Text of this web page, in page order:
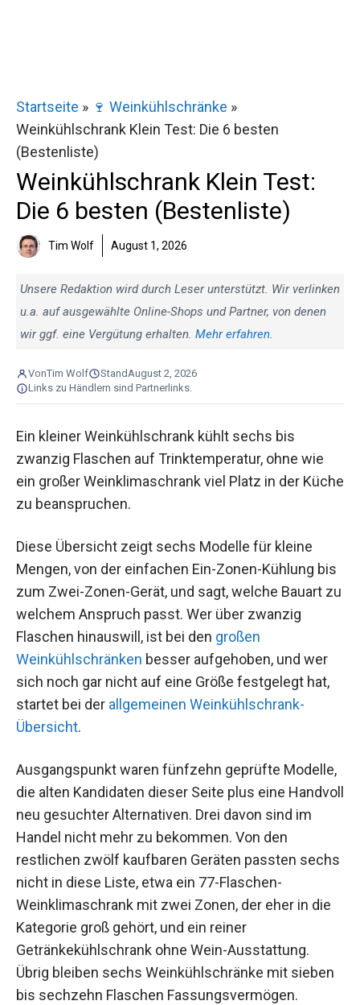
Startseite » 🍷 Weinkühlschränke »
Weinkühlschrank Klein Test: Die 6 besten
(Bestenliste)
Weinkühlschrank Klein Test:
Die 6 besten (Bestenliste)
Tim Wolf August 1, 2026
Unsere Redaktion wird durch Leser unterstützt. Wir verlinken
u.a. auf ausgewählte Online-Shops und Partner, von denen
wir ggf. eine Vergütung erhalten. Mehr erfahren.
VonTim Wolf StandAugust 2, 2026
Links zu Händlern sind Partnerlinks.
Ein kleiner Weinkühlschrank kühlt sechs bis
zwanzig Flaschen auf Trinktemperatur, ohne wie
ein großer Weinklimaschrank viel Platz in der Küche
zu beanspruchen.
Diese Übersicht zeigt sechs Modelle für kleine
Mengen, von der einfachen Ein-Zonen-Kühlung bis
zum Zwei-Zonen-Gerät, und sagt, welche Bauart zu
welchem Anspruch passt. Wer über zwanzig
Flaschen hinauswill, ist bei den großen
Weinkühlschränken besser aufgehoben, und wer
sich noch gar nicht auf eine Größe festgelegt hat,
startet bei der allgemeinen Weinkühlschrank-
Übersicht.
Ausgangspunkt waren fünfzehn geprüfte Modelle,
die alten Kandidaten dieser Seite plus eine Handvoll
neu gesuchter Alternativen. Drei davon sind im
Handel nicht mehr zu bekommen. Von den
restlichen zwölf kaufbaren Geräten passten sechs
nicht in diese Liste, etwa ein 77-Flaschen-
Weinklimaschrank mit zwei Zonen, der eher in die
Kategorie groß gehört, und ein reiner
Getränkekühlschrank ohne Wein-Ausstattung.
Übrig bleiben sechs Weinkühlschränke mit sieben
bis sechzehn Flaschen Fassungsvermögen.